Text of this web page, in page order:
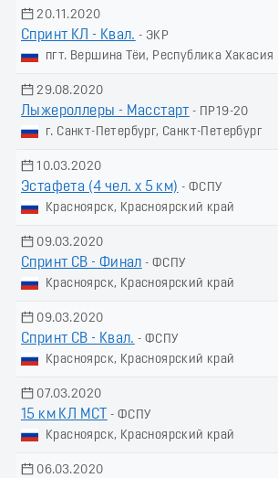
20.11.2020
Спринт КЛ - Квал. - ЭКР
пгт. Вершина Тёи, Республика Хакасия
29.08.2020
Лыжероллеры - Масстарт - ПР19-20
г. Санкт-Петербург, Санкт-Петербург
10.03.2020
Эстафета (4 чел. х 5 км) - ФСПУ
Красноярск, Красноярский край
09.03.2020
Спринт СВ - Финал - ФСПУ
Красноярск, Красноярский край
09.03.2020
Спринт СВ - Квал. - ФСПУ
Красноярск, Красноярский край
07.03.2020
15 км КЛ МСТ
- ФСПУ
Красноярск, Красноярский край
06.03.2020